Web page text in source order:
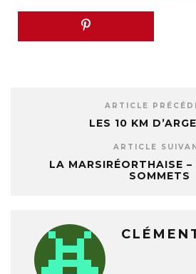
ARTICLE
LES 10 KM
ARTICLE
LA MARSIRÉORTHAISE
SOMMETS